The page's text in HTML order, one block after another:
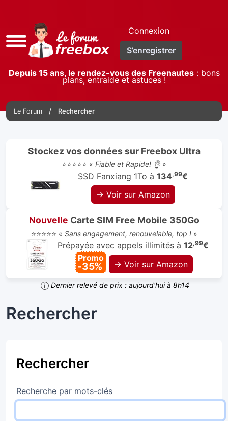
Accès
rapide
Connexion
S’enregistrer
Depuis 15 ans, le rendez-vous des Freenautes: bons
plans, entraide et astuces !
Le Forum Rechercher
Stockez vos données sur Freebox Ultra
⭐⭐⭐⭐⭐ « Fiable et Rapide! 👌»
SSD Fanxiang 1To à 134,99€
→ Voir sur Amazon
Nouvelle Carte SIM Free Mobile 350Go
⭐⭐⭐⭐⭐ « Sans engagement, renouvelable, top !»
Prépayée avec appels illimités à 12,99€
Promo
-35% → Voir sur Amazon
Dernier relevé de prix : aujourd'hui à 8h14
Rechercher
Rechercher
Recherche par mots-clés